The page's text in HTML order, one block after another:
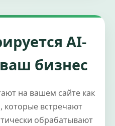
AI-
бизнес
на вашем сайте как
которые встречают
обрабатывают